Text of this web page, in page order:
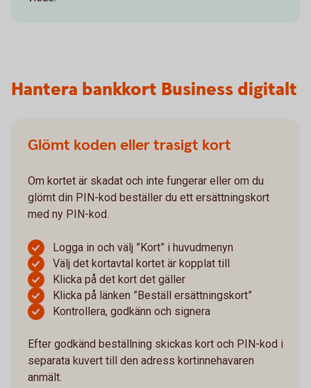
Hantera bankkort Business digitalt
Glömt koden eller trasigt kort
Om kortet är skadat och inte fungerar eller om du
glömt din PIN-kod beställer du ett ersättningskort
med ny PIN-kod.
Logga in och välj ”Kort” i huvudmenyn
Välj det kortavtal kortet är kopplat till
Klicka på det kort det gäller
Klicka på länken ”Beställ ersättningskort”
Kontrollera, godkänn och signera
Efter godkänd beställning skickas kort och PIN-kod i
separata kuvert till den adress kortinnehavaren
anmält.